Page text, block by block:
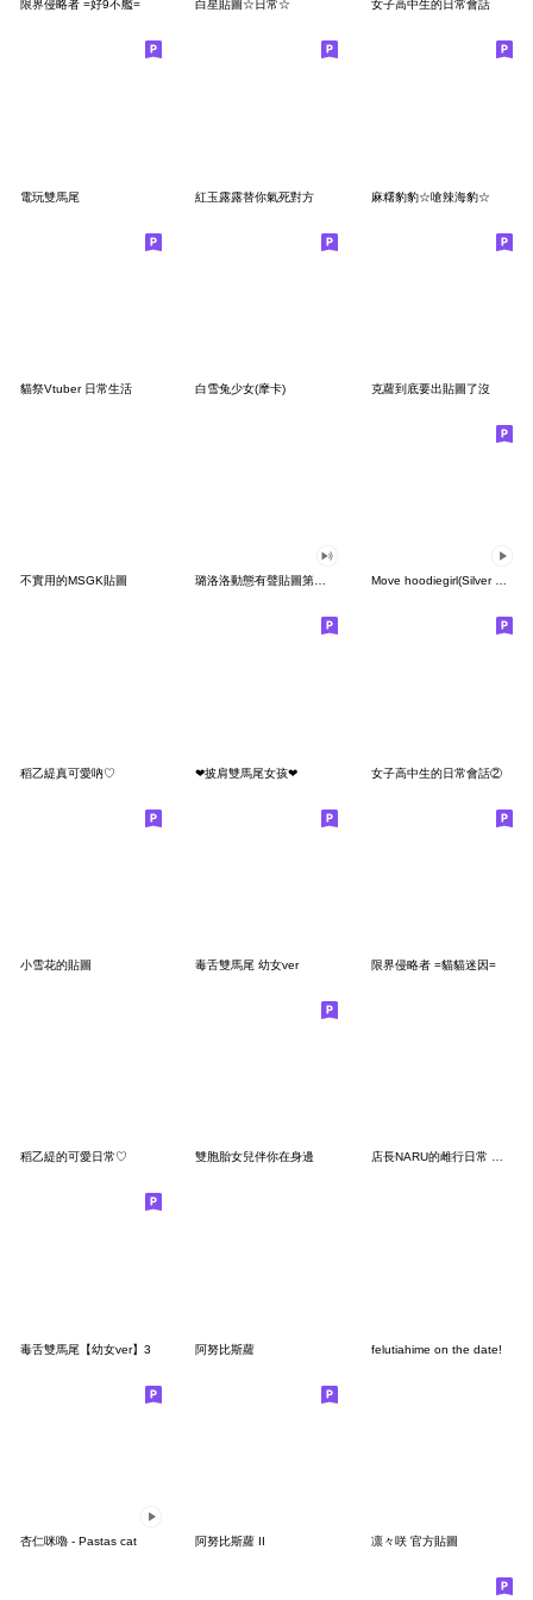
限界侵略者 =好9不艦= 白星貼圖☆日常☆ 女子高中生的日常會話
電玩雙馬尾 紅玉露露替你氣死對方 麻糬豹豹☆嗆辣海豹☆
貓祭Vtuber 日常生活 白雪兔少女(摩卡) 克蘿到底要出貼圖了沒
不實用的MSGK貼圖 璐洛洛動態有聲貼圖第一彈 Move hoodiegirl(Silver hair)2
稻乙緹真可愛吶♡ ❤披肩雙馬尾女孩❤ 女子高中生的日常會話②
小雪花的貼圖 毒舌雙馬尾 幼女ver 限界侵略者 =貓貓迷因=
稻乙緹的可愛日常♡ 雙胞胎女兒伴你在身邊 店長NARU的雌行日常 ♡ 第二彈
毒舌雙馬尾【幼女ver】3 阿努比斯蘿 felutiahime on the date!
杏仁咪嚕 - Pastas cat 阿努比斯蘿 II 凛々咲 官方貼圖